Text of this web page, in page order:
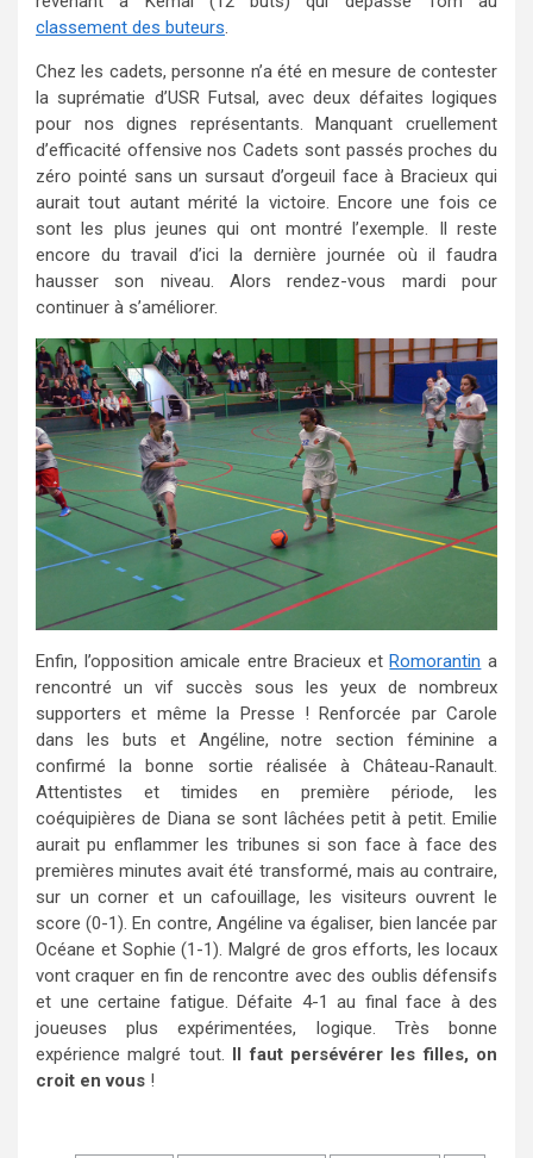
classement des buteurs.
Chez les cadets, personne n’a été en mesure de contester
la suprématie d’USR Futsal, avec deux défaites logiques
pour nos dignes représentants. Manquant cruellement
d’efficacité offensive nos Cadets sont passés proches du
zéro pointé sans un sursaut d’orgeuil face à Bracieux qui
aurait tout autant mérité la victoire. Encore une fois ce
sont les plus jeunes qui ont montré l’exemple. Il reste
encore du travail d’ici la dernière journée où il faudra
hausser son niveau. Alors rendez-vous mardi pour
continuer à s’améliorer.
Enfin, l’opposition amicale entre Bracieux etRomorantin a
rencontré un vif succès sous les yeux de nombreux
supporters et même la Presse ! Renforcée par Carole
dans les buts et Angéline, notre section féminine a
confirmé la bonne sortie réalisée à Château-Ranault.
Attentistes et timides en première période, les
coéquipières de Diana se sont lâchées petit à petit. Emilie
aurait pu enflammer les tribunes si son face à face des
premières minutes avait été transformé, mais au contraire,
sur un corner et un cafouillage, les visiteurs ouvrent le
score (0-1). En contre, Angéline va égaliser, bien lancée par
Océane et Sophie (1-1). Malgré de gros efforts, les locaux
vont craquer en fin de rencontre avec des oublis défensifs
et une certaine fatigue. Défaite 4-1 au final face à des
joueuses plus expérimentées, logique. Très bonne
expérience malgré tout. Il faut persévérer les filles, on
croit en vous !